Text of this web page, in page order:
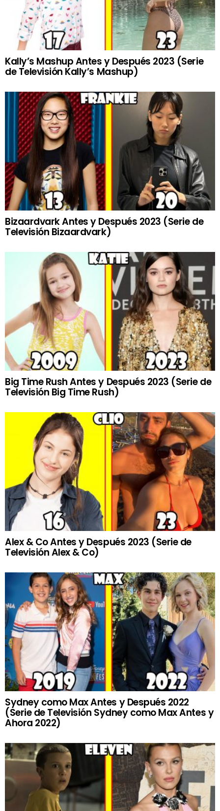
Kally’s Mashup Antes y Después 2023 (Serie
de Televisión Kally’s Mashup)
Bizaardvark Antes y Después 2023 (Serie de
Televisión Bizaardvark)
Big Time Rush Antes y Después 2023 (Serie de
Televisión Big Time Rush)
Alex & Co Antes y Después 2023 (Serie de
Televisión Alex & Co)
Sydney como Max Antes y Después 2022
(Serie de Televisión Sydney como Max Antes y
Ahora 2022)